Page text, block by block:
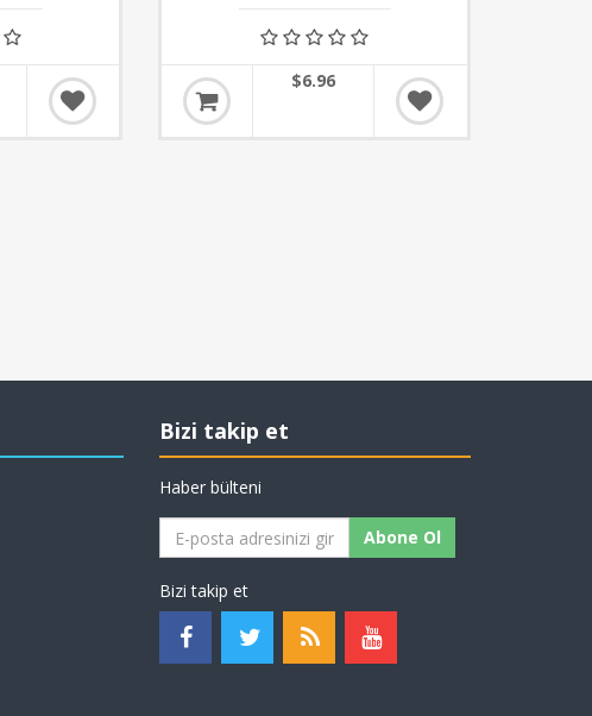
$6.96
Bizi takip et
Haber bülteni
Abone Ol
Bizi takip et